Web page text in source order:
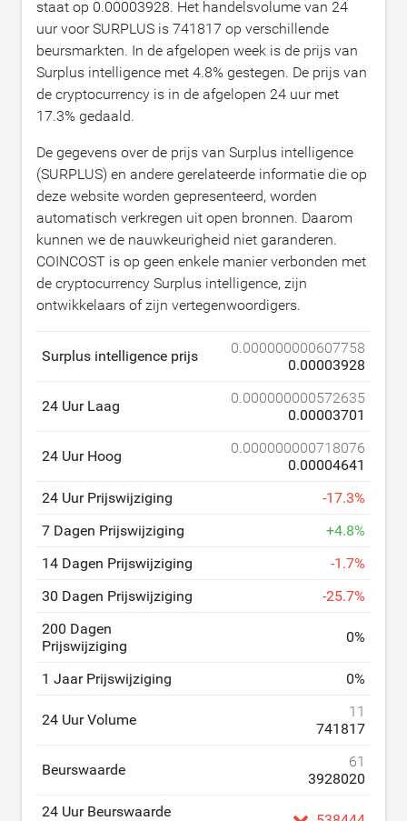
staat op 0.00003928. Het handelsvolume van 24
uur voor SURPLUS is 741817 op verschillende
beursmarkten. In de afgelopen week is de prijs van
Surplus intelligence met 4.8% gestegen. De prijs van
de cryptocurrency is in de afgelopen 24 uur met
17.3% gedaald.
De gegevens over de prijs van Surplus intelligence
(SURPLUS) en andere gerelateerde informatie die op
deze website worden gepresenteerd, worden
automatisch verkregen uit open bronnen. Daarom
kunnen we de nauwkeurigheid niet garanderen.
COINCOST is op geen enkele manier verbonden met
de cryptocurrency Surplus intelligence, zijn
ontwikkelaars of zijn vertegenwoordigers.
Surplus intelligence prijs
0.000000000607758
0.00003928
24 Uur Laag
0.000000000572635
0.00003701
24 Uur Hoog
0.000000000718076
0.00004641
24 Uur Prijswijziging
-17.3%
7 Dagen Prijswijziging
+4.8%
14 Dagen Prijswijziging
-1.7%
30 Dagen Prijswijziging
-25.7%
200 Dagen
Prijswijziging
0%
1 Jaar Prijswijziging 0%
24 Uur Volume
11
741817
Beurswaarde
61
3928020
24 Uur Beurswaarde